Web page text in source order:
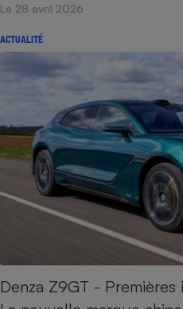
Le 28 avril 2026
ACTUALITÉ
Denza Z9GT - Premières